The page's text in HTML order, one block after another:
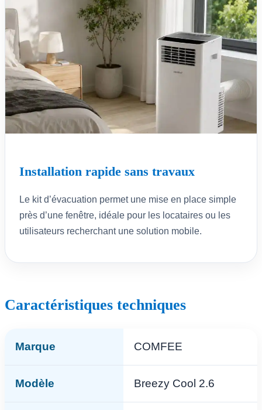
Installation rapide sans travaux
Le kit d’évacuation permet une mise en place simple
près d’une fenêtre, idéale pour les locataires ou les
utilisateurs recherchant une solution mobile.
Caractéristiques techniques
Marque COMFEE
Modèle Breezy Cool 2.6